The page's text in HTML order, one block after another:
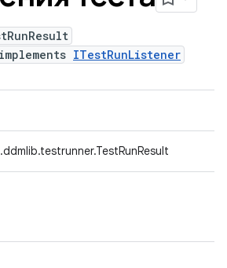
implements ITestRunListener